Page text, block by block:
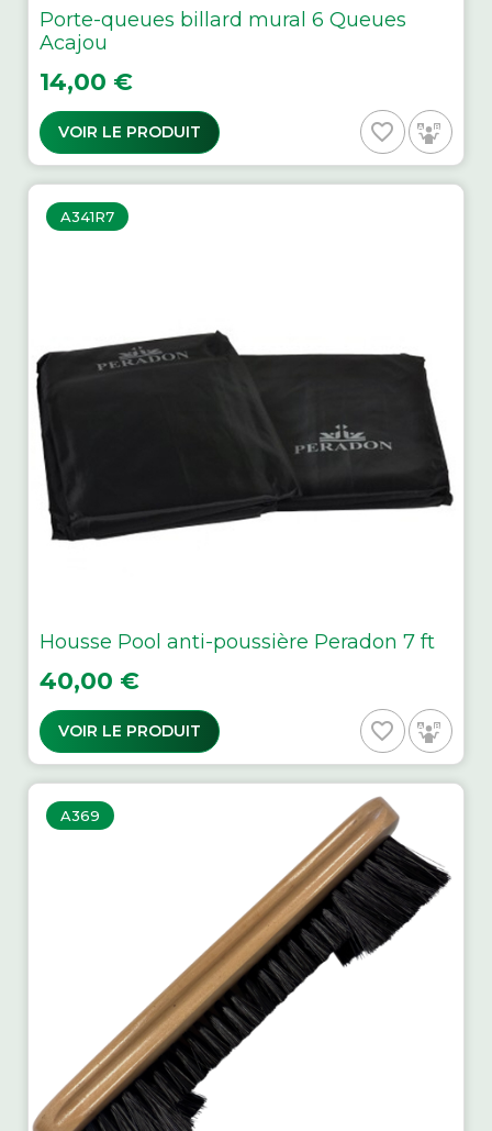
Porte-queues billard mural 6 Queues
Acajou
Prix
14,00 €
VOIR LE PRODUIT favorite_border
A341R7
Housse Pool anti-poussière Peradon 7 ft
Prix
40,00 €
VOIR LE PRODUIT favorite_border
A369